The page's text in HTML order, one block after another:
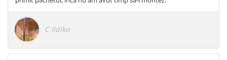
C Ildiko